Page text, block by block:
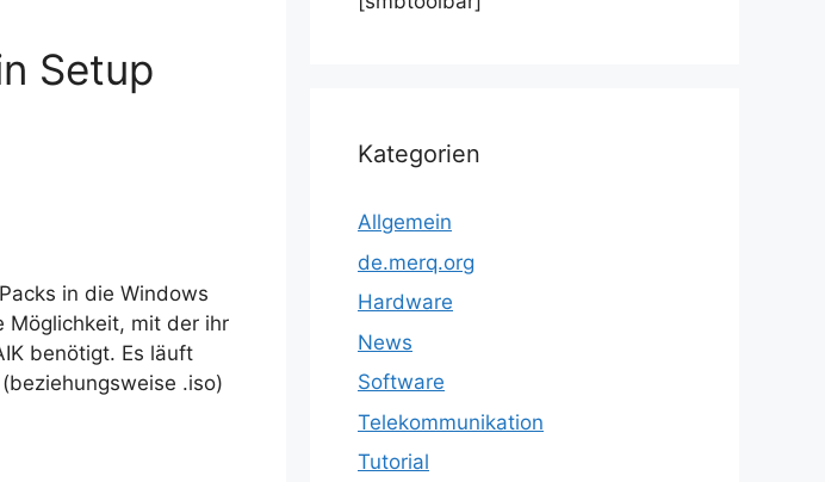
Setup
in die Windows
Möglichkeit, mit der ihr
benötigt. Es läuft
.iso)
Kategorien
Allgemein
de.merq.org
Hardware
News
Software
Telekommunikation
Tutorial